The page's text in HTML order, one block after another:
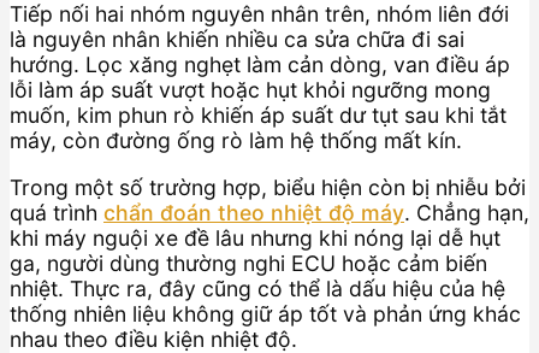
Tiếp nối hai nhóm nguyên nhân trên, nhóm liên đới
là nguyên nhân khiến nhiều ca sửa chữa đi sai
hướng. Lọc xăng nghẹt làm cản dòng, van điều áp
lỗi làm áp suất vượt hoặc hụt khỏi ngưỡng mong
muốn, kim phun rò khiến áp suất dư tụt sau khi tắt
máy, còn đường ống rò làm hệ thống mất kín.
Trong một số trường hợp, biểu hiện còn bị nhiễu bởi
quá trình chẩn đoán theo nhiệt độ máy. Chẳng hạn,
khi máy nguội xe đề lâu nhưng khi nóng lại dễ hụt
ga, người dùng thường nghi ECU hoặc cảm biến
nhiệt. Thực ra, đây cũng có thể là dấu hiệu của hệ
thống nhiên liệu không giữ áp tốt và phản ứng khác
nhau theo điều kiện nhiệt độ.